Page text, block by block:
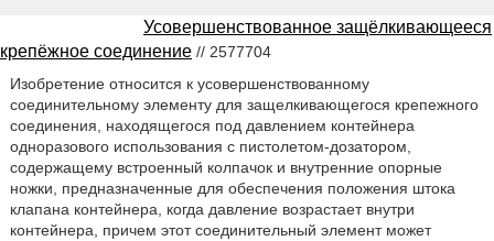
Усовершенствованное защёлкивающееся
крепёжное соединение // 2577704
Изобретение относится к усовершенствованному
соединительному элементу для защелкивающегося крепежного
соединения, находящегося под давлением контейнера
одноразового использования с пистолетом-дозатором,
содержащему встроенный колпачок и внутренние опорные
ножки, предназначенные для обеспечения положения штока
клапана контейнера, когда давление возрастает внутри
контейнера, причем этот соединительный элемент может